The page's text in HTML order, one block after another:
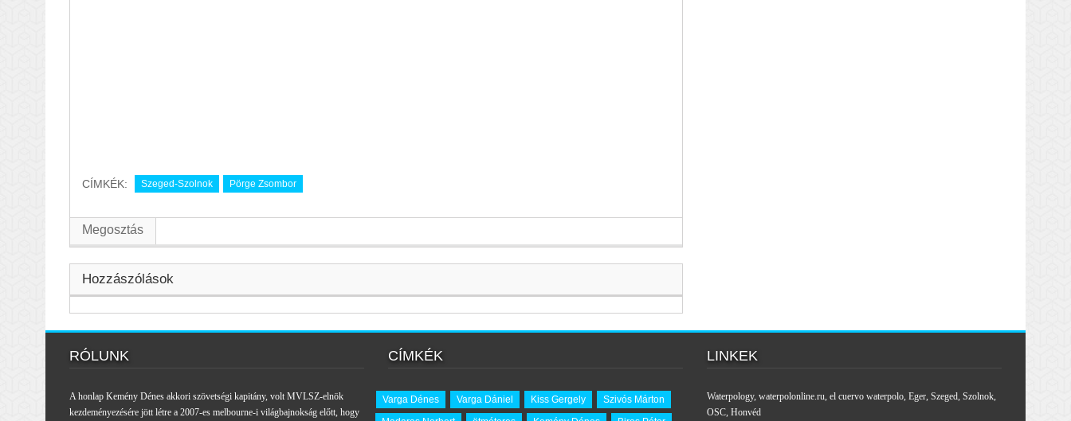
CÍMKÉK: Szeged-Szolnok Pörge Zsombor
Megosztás
Hozzászólások
RÓLUNK
A honlap Kemény Dénes akkori szövetségi kapitány, volt MVLSZ-elnök
kezdeményezésére jött létre a 2007-es melbourne-i világbajnokság előtt, hogy
CÍMKÉK
Varga Dénes Varga Dániel Kiss Gergely
Szivós Márton
LINKEK
Waterpology, waterpolonline.ru, el cuervo waterpolo, Eger, Szeged, Szolnok,
OSC, Honvéd